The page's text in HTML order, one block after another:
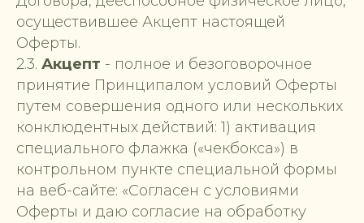
осуществившее Акцепт настоящей
Оферты.
2.3. Акцепт - полное и безоговорочное
принятие Принципалом условий Оферты
путем совершения одного или нескольких
конклюдентных действий: 1) активация
специального флажка («чекбокса») в
контрольном пункте специальной формы
на веб-сайте: «Согласен с условиями
Оферты и даю согласие на обработку